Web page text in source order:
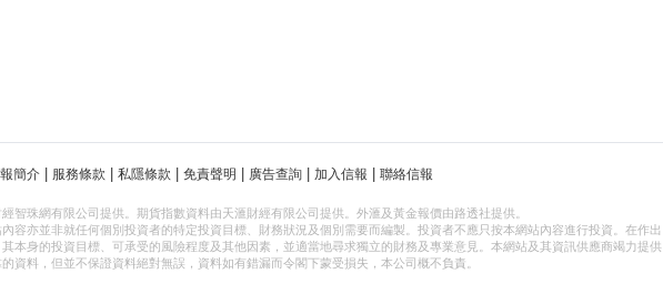
簡介 服務條款 私隱條款 免責聲明 廣告查詢 加入信報 聯絡信報
智珠網有限公司提供。期貨指數資料由天滙財經有限公司提供。外滙及黃金報價由路透社提供。
容亦並非就任何個別投資者的特定投資目標、財務狀況及個別需要而編製。投資者不應只按本網站內容進行投資。在作出
本身的投資目標、可承受的風險程度及其他因素，並適當地尋求獨立的財務及專業意見。本網站及其資訊供應商竭力提供
資料，但並不保證資料絕對無誤，資料如有錯漏而令閣下蒙受損失，本公司概不負責。